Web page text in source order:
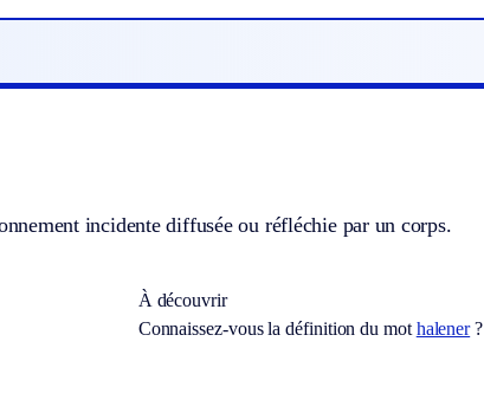
incidente diffusée ou réfléchie par un corps.
À découvrir
Connaissez-vous la définition du mot halener?